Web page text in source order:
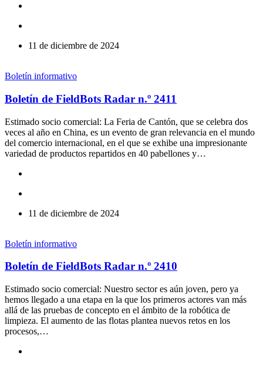
11 de diciembre de 2024
Boletín informativo
Boletín de FieldBots Radar n.º 2411
Estimado socio comercial: La Feria de Cantón, que se celebra dos
veces al año en China, es un evento de gran relevancia en el mundo
del comercio internacional, en el que se exhibe una impresionante
variedad de productos repartidos en 40 pabellones y…
11 de diciembre de 2024
Boletín informativo
Boletín de FieldBots Radar n.º 2410
Estimado socio comercial: Nuestro sector es aún joven, pero ya
hemos llegado a una etapa en la que los primeros actores van más
allá de las pruebas de concepto en el ámbito de la robótica de
limpieza. El aumento de las flotas plantea nuevos retos en los
procesos,…